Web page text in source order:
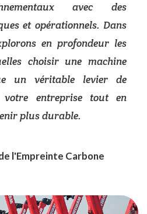
avec des
et opérationnels. Dans
en profondeur les
choisir une machine
un véritable levier de
votre entreprise tout en
plus durable.
l'Empreinte Carbone